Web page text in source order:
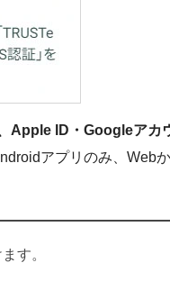
Apple ID・Googleアカ
アプリのみ、Web
す。